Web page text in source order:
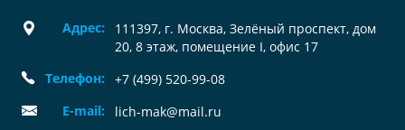
Адрес:
111397, г. Москва, Зелёный проспект, дом
20, 8 этаж, помещение I, офис 17
Телефон:
+7 (499) 520-99-08
E-mail:
lich-mak@mail.ru